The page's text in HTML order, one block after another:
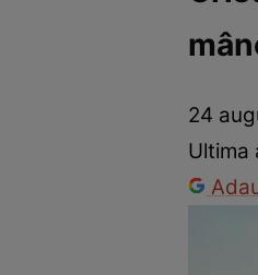
Vedete internaționale
24
Ultima